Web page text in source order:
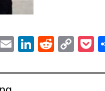
WhatsApp
EmailLinkedIn
Reddit